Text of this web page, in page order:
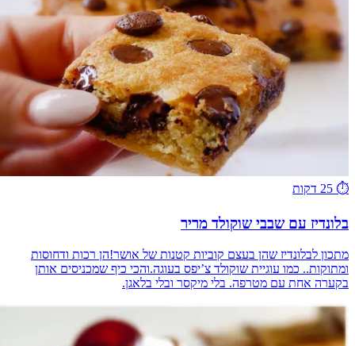
⏱️ 25 דקות
בלונדיז עם שבבי שוקולד מריר
מתכון לבלונדיז שהן בעצם קוביות קטנות של אושר!הן רכות ודחוסות
ומתוקות.. כמו עוגיית שוקולד צ’יפס בעוגה.והכי כיף שמכניסים אותן
בקערה אחת עם מטרפה. בלי מיקסר ובלי בלאגן.